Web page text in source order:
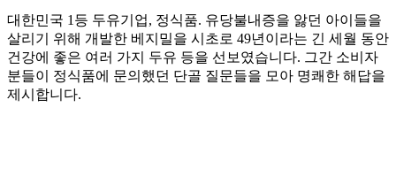
대한민국 1등 두유기업, 정식품. 유당불내증을 앓던 아이들을
살리기 위해 개발한 베지밀을 시초로 49년이라는 긴 세월 동안
건강에 좋은 여러 가지 두유 등을 선보였습니다. 그간 소비자
분들이 정식품에 문의했던 단골 질문들을 모아 명쾌한 해답을
제시합니다.